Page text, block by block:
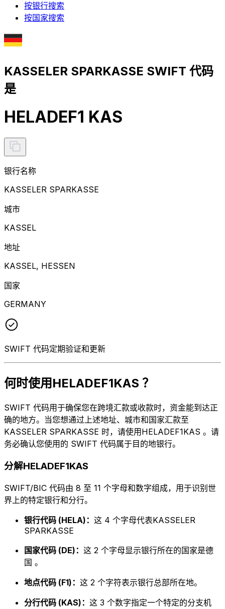
按银行搜索
按国家搜索
KASSELER SPARKASSE SWIFT 代码
是
HELADEF1 KAS
银行名称
KASSELER SPARKASSE
城市
KASSEL
地址
KASSEL, HESSEN
国家
GERMANY
SWIFT 代码定期验证和更新
何时使用HELADEF1KAS ？
SWIFT 代码用于确保您在跨境汇款或收款时，资金能到达正
确的地方。当您想通过上述地址、城市和国家汇款至
KASSELER SPARKASSE 时，请使用HELADEF1KAS 。请
务必确认您使用的 SWIFT 代码属于目的地银行。
分解HELADEF1KAS
SWIFT/BIC 代码由 8 至 11 个字母和数字组成，用于识别世
界上的特定银行和分行。
银行代码 (HELA)： 这 4 个字母代表KASSELER
SPARKASSE
国家代码 (DE)： 这 2 个字母显示银行所在的国家是德
国 。
地点代码 (F1)： 这 2 个字符表示银行总部所在地。
分行代码 (KAS)： 这 3 个数字指定一个特定的分支机